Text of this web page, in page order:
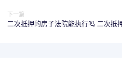
下一篇
二次抵押的房子法院能执行吗 二次抵